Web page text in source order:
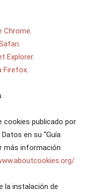
Chrome.
.
Explorer.
Firefox.
cookies publicado por
en su “Guía
más información
la instalación de